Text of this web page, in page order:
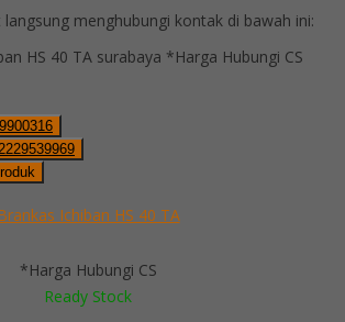
menghubungi kontak di bawah ini:
*Harga Hubungi CS
Brankas Ichiban HS 40 TA
*Harga Hubungi CS
Ready Stock